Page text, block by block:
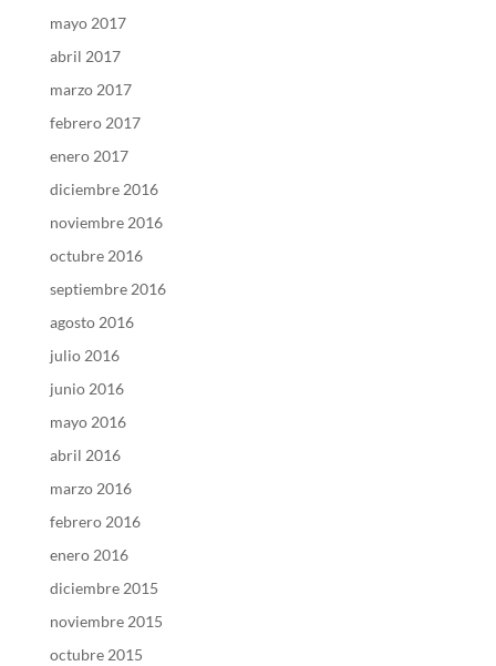
mayo 2017
abril 2017
marzo 2017
febrero 2017
enero 2017
diciembre 2016
noviembre 2016
octubre 2016
septiembre 2016
agosto 2016
julio 2016
junio 2016
mayo 2016
abril 2016
marzo 2016
febrero 2016
enero 2016
diciembre 2015
noviembre 2015
octubre 2015